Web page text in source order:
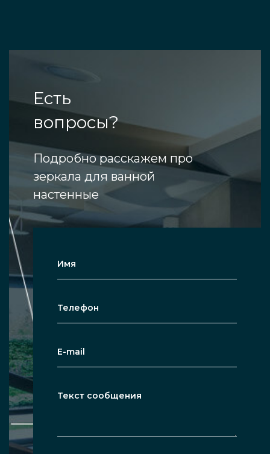
Есть
вопросы?
Подробно расскажем про
зеркала для ванной
настенные